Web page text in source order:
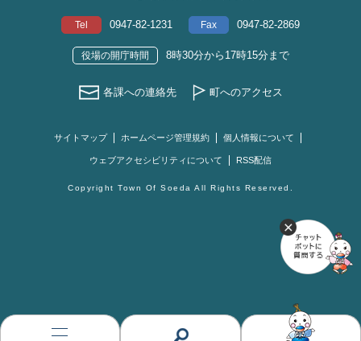
Tel 0947-82-1231 Fax 0947-82-2869
役場の開庁時間 8時30分から17時15分まで
各課への連絡先 町へのアクセス
サイトマップ ホームページ管理規約 個人情報について
ウェブアクセシビリティについて RSS配信
Copyright Town Of Soeda All Rights Reserved.